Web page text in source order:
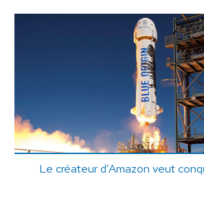
Le créateur d’Amazon veut